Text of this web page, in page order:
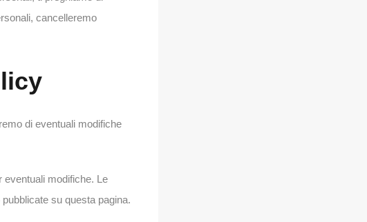
cancelleremo
di eventuali modifiche
eventuali modifiche. Le
su questa pagina.